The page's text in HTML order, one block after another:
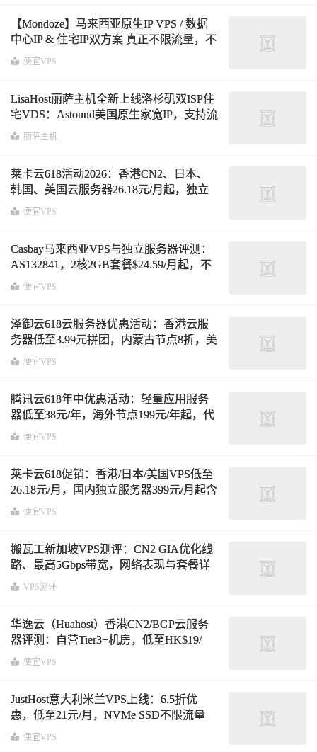
【Mondoze】马来西亚原生IP VPS / 数据
中心IP & 住宅IP双方案 真正不限流量，不
降速不断线|住宅IP动态轮换，杜绝脏IP封
便宜VPS
LisaHost丽萨主机全新上线洛杉矶双ISP住
宅VDS：Astound美国原生家宽IP，支持流
媒体解锁与跨境应用
丽萨主机
莱卡云618活动2026：香港CN2、日本、
韩国、美国云服务器26.18元/月起，独立
服务器450元/月起
便宜VPS
Casbay马来西亚VPS与独立服务器评测：
AS132841，2核2GB套餐$24.59/月起，不
限流量
便宜VPS
泽御云618云服务器优惠活动：香港云服
务器低至3.99元拼团，内蒙古节点8折，美
国/香港4核4G年付288元
便宜VPS
腾讯云618年中优惠活动：轻量应用服务
器低至38元/年，海外节点199元/年起，代
金券同步发放
便宜VPS
莱卡云618促销：香港/日本/美国VPS低至
26.18元/月，国内独立服务器399元/月起含
100G防御
便宜VPS
搬瓦工新加坡VPS测评：CN2 GIA优化线
路、最高5Gbps带宽，网络表现与套餐详
解
VPS测评
华逸云（Huahost）香港CN2/BGP云服务
器评测：自营Tier3+机房，低至HK$19/
月，支持1.2T高防与全球免实名
便宜VPS
JustHost意大利米兰VPS上线：6.5折优
惠，低至21元/月，NVMe SSD不限流量
便宜VPS